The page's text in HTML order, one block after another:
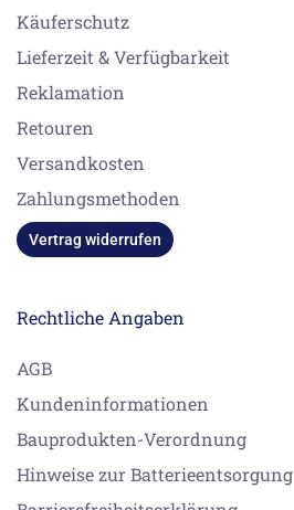
Käuferschutz
Lieferzeit & Verfügbarkeit
Reklamation
Retouren
Versandkosten
Zahlungsmethoden
Vertrag widerrufen
Rechtliche Angaben
AGB
Kundeninformationen
Bauprodukten-Verordnung
Hinweise zur Batterieentsorgung